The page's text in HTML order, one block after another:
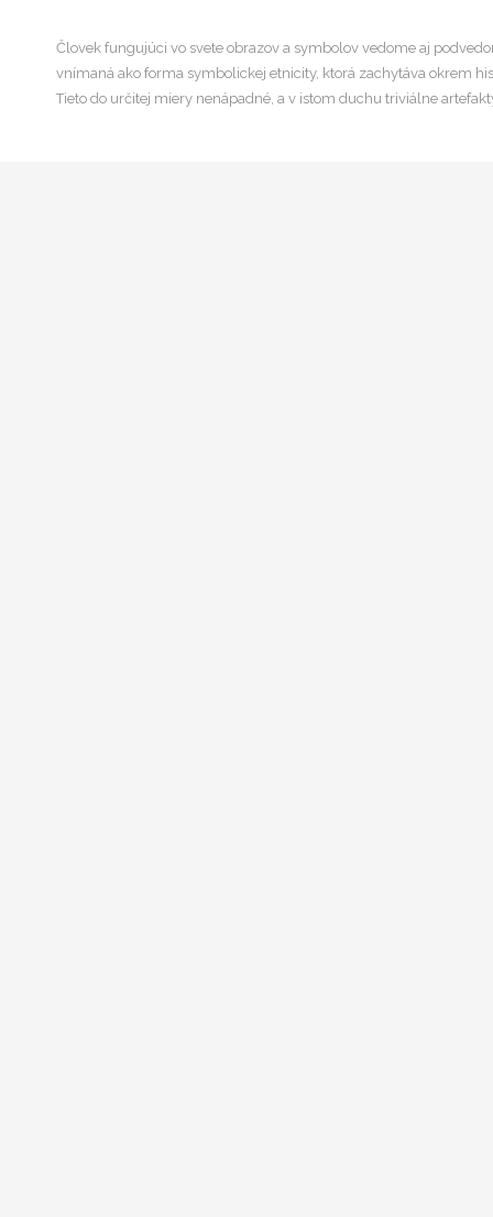
Človek fungujúci vo svete obrazov a symbolov vedome aj
vnímaná ako forma symbolickej etnicity, ktorá zachytáva okrem
Tieto do určitej miery nenápadné, a v istom duchu triviálne